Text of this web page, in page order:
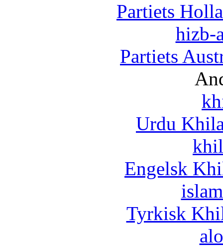
Partiets
hizb-
Partiets
Urdu
Engelsk
Tyrkisk